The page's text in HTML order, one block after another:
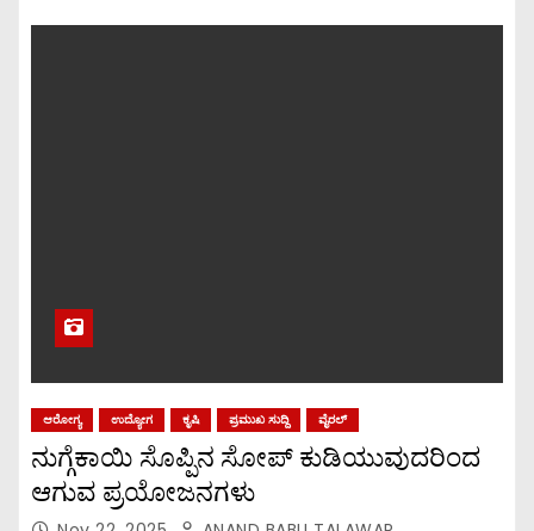
ಆರೋಗ್ಯ ಉದ್ಯೋಗ ಕೃಷಿ ಪ್ರಮುಖ ಸುದ್ದಿ ವೈರಲ್
ನುಗ್ಗೆಕಾಯಿ ಸೊಪ್ಪಿನ ಸೋಪ್ ಕುಡಿಯುವುದರಿಂದ
ಆಗುವ ಪ್ರಯೋಜನಗಳು